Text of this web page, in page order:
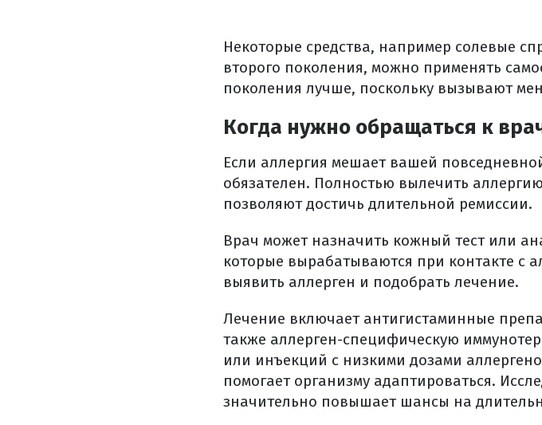
Некоторые средства, например солевые
второго поколения, можно применять
поколения лучше, поскольку вызывают
Когда нужно обращаться к
Если аллергия мешает вашей
обязателен. Полностью вылечить
позволяют достичь длительной ремиссии.
Врач может назначить кожный тест или
которые вырабатываются при контакте с
выявить аллерген и подобрать лечение.
Лечение включает антигистаминные
также аллерген-специфическую
или инъекций с низкими дозами
помогает организму адаптироваться.
значительно повышает шансы на